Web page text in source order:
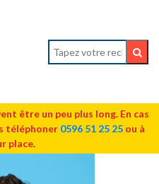
être un peu plus long. En cas
téléphoner 0596 51 25 25 ou à
place.